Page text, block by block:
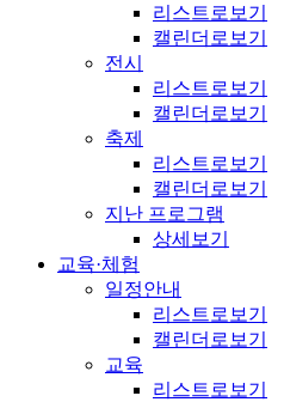
리스트로보기
캘린더로보기
전시
리스트로보기
캘린더로보기
축제
리스트로보기
캘린더로보기
지난 프로그램
상세보기
교육·체험
일정안내
리스트로보기
캘린더로보기
교육
리스트로보기